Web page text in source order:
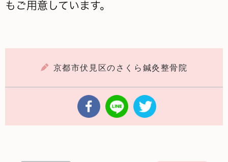
もご用意しています。
京都市伏見区のさくら鍼灸整骨院